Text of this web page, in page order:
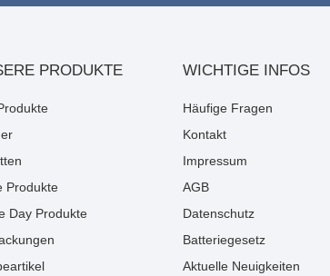
PRODUKTE
Produkte
Day Produkte
WICHTIGE INFOS
Häufige Fragen
Kontakt
Impressum
AGB
Datenschutz
Batteriegesetz
Aktuelle Neuigkeiten